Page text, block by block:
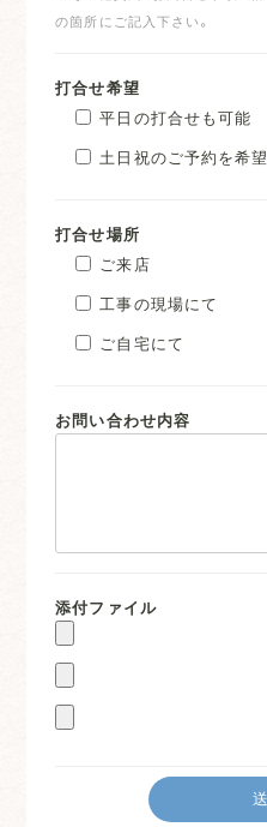
の箇所にご記入下さい。
打合せ希望
平日の打合せも可能
土日祝のご予約を希望
打合せ場所
ご来店
工事の現場にて
ご自宅にて
お問い合わせ内容
添付ファイル